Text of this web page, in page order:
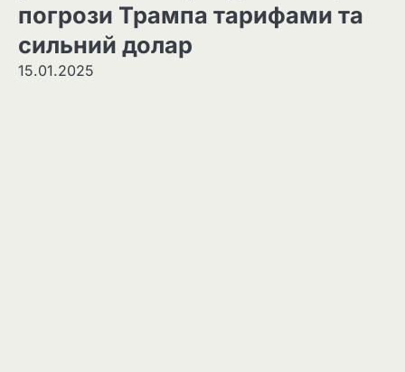
погрози Трампа тарифами та
сильний долар
15.01.2025